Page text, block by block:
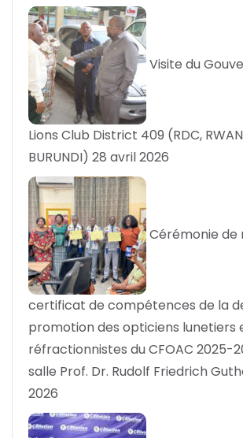
Visite du
Lions Club District 409 (RDC,
BURUNDI) 28 avril 2026
Cérémonie de
certificat de compétences de la
promotion des opticiens lunetiers
réfractionnistes du CFOAC 2025-
salle Prof. Dr. Rudolf Friedrich
2026